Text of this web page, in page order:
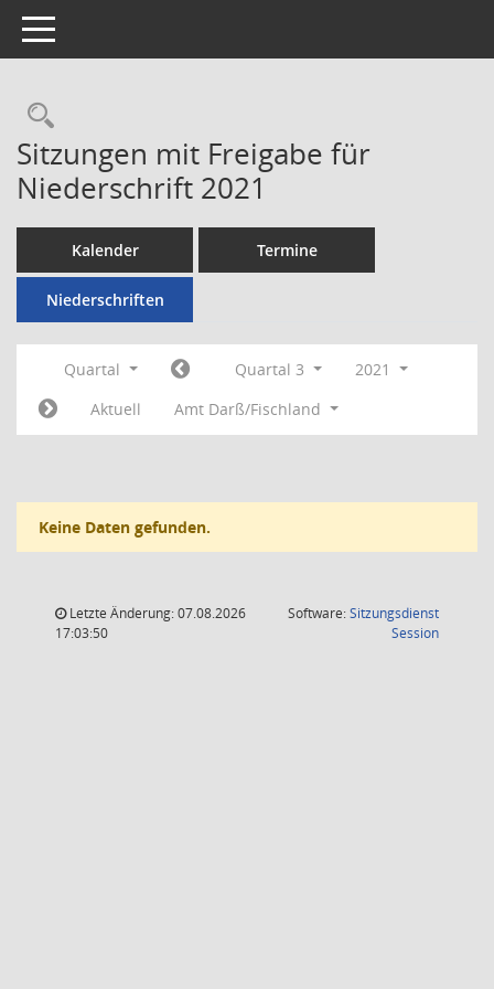
Toggle navigation
Rechercheauswahl
Sitzungen mit Freigabe für
Niederschrift 2021
Kalender Termine
Niederschriften
Quartal Quartal 3
2021
Aktuell
Amt Darß/Fischland
Keine Daten gefunden.
Letzte Änderung: 07.08.2026
17:03:50
Software:Sitzungsdienst
Session(Wird in